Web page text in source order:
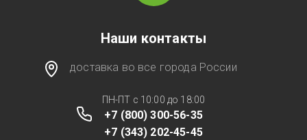
Наши контакты
доставка во все города России
ПН-ПТ с 10:00 до 18:00
+7 (800) 300-56-35
+7 (343) 202-45-45